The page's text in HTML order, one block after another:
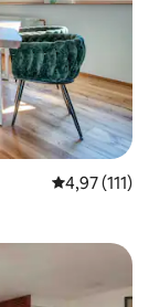
4,97 ud af 5 i
4,97 (111)